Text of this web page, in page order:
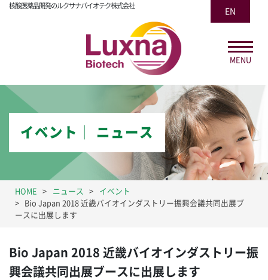
核酸医薬品開発のルクサナバイオテク株式会社
EN
MENU
イベント│ ニュース
HOME ニュース
イベント
Bio Japan 2018 近畿バイオインダストリー振興会議共同出展ブ
ースに出展します
Bio Japan 2018 近畿バイオインダストリー振
興会議共同出展ブースに出展します